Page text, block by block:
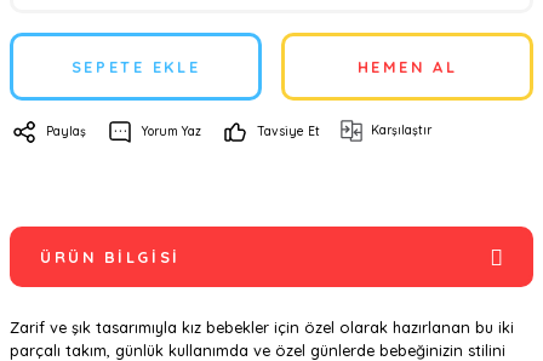
SEPETE EKLE HEMEN AL
Paylaş Yorum Yaz Tavsiye Et Karşılaştır
ÜRÜN BILGISI
Zarif ve şık tasarımıyla kız bebekler için özel olarak hazırlanan bu iki
parçalı takım, günlük kullanımda ve özel günlerde bebeğinizin stilini